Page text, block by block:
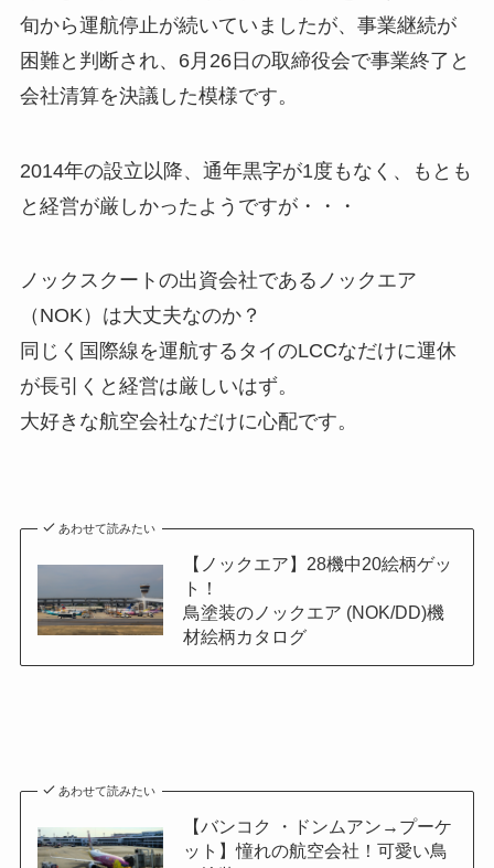
旬から運航停止が続いていましたが、事業継続が
困難と判断され、6月26日の取締役会で事業終了と
会社清算を決議した模様です。
2014年の設立以降、通年黒字が1度もなく、もとも
と経営が厳しかったようですが・・・
ノックスクートの出資会社であるノックエア
（NOK）は大丈夫なのか？
同じく国際線を運航するタイのLCCなだけに運休
が長引くと経営は厳しいはず。
大好きな航空会社なだけに心配です。
あわせて読みたい
【ノックエア】28機中20絵柄ゲッ
ト！
鳥塗装のノックエア (NOK/DD)機
材絵柄カタログ
あわせて読みたい
【バンコク ・ドンムアン→プーケ
ット】憧れの航空会社！可愛い鳥